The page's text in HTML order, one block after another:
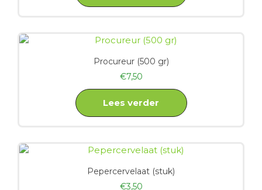
Procureur (500 gr)
€7,50
Lees verder
Pepercervelaat (stuk)
€3,50